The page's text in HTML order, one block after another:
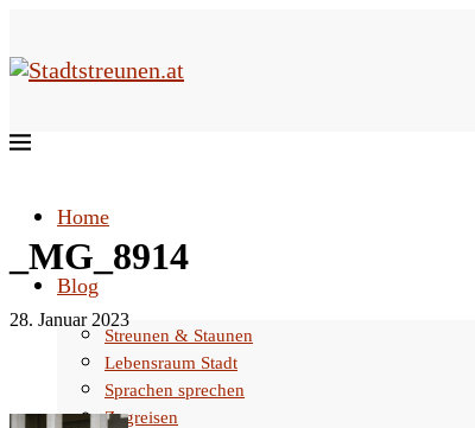
Home
Blog
Streunen & Staunen
Lebensraum Stadt
Sprachen sprechen
Zugreisen
_MG_8914
28. Januar 2023